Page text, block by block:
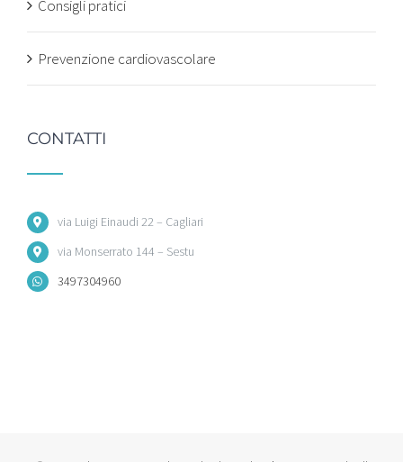
Consigli pratici
Prevenzione cardiovascolare
CONTATTI
via Luigi Einaudi 22 – Cagliari
via Monserrato 144 – Sestu
3497304960